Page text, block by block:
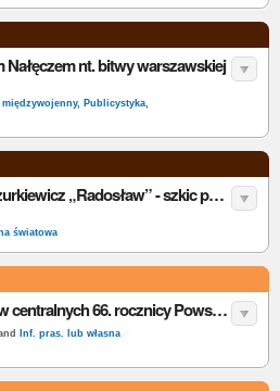
Nałęczem nt. bitwy warszawskiej
międzywojenny, Publicystyka,
Gen. bryg. Jan Mazurkiewicz „Radosław” - szkic portretowy
światowa
Program obchodów centralnych 66. rocznicy Powstania Warszawskiego
Inf. pras. lub własna